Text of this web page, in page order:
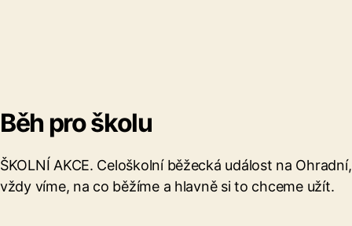
Běh pro školu
ŠKOLNÍ AKCE. Celoškolní běžecká událost na Ohradní,
vždy víme, na co běžíme a hlavně si to chceme užít.